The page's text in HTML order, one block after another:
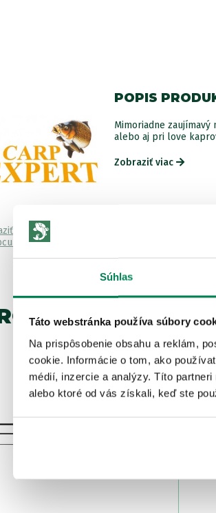
Súhlas
Táto webstránka používa súbory
Na prispôsobenie obsahu a reklám,
cookie. Informácie o tom, ako
médií, inzercie a analýzy. Títo
alebo ktoré od vás získali, keď ste
všetky produkty od
Carp Expert
POPIS
Mimoriadne
alebo aj pri love
Zobraziť viac
TEJ
Akcia -39%
2 varianty